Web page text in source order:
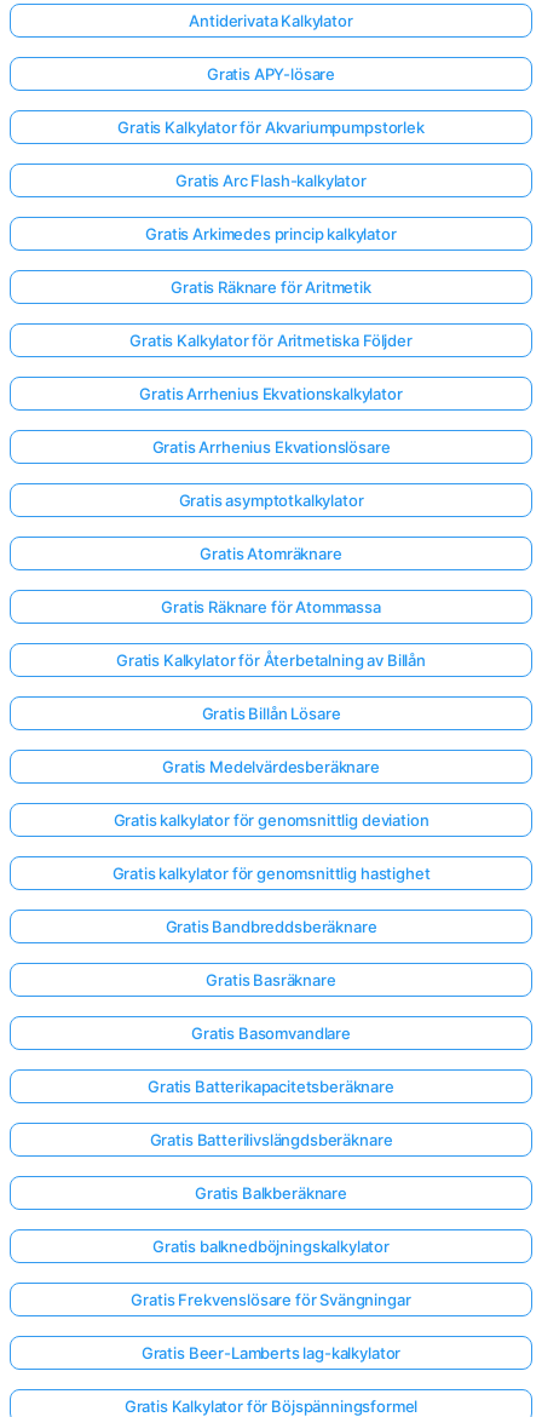
Antiderivata Kalkylator
Gratis APY-lösare
Gratis Kalkylator för Akvariumpumpstorlek
Gratis Arc Flash-kalkylator
Gratis Arkimedes princip kalkylator
Gratis Räknare för Aritmetik
Gratis Kalkylator för Aritmetiska Följder
Gratis Arrhenius Ekvationskalkylator
Gratis Arrhenius Ekvationslösare
Gratis asymptotkalkylator
Gratis Atomräknare
Gratis Räknare för Atommassa
Gratis Kalkylator för Återbetalning av Billån
Gratis Billån Lösare
Gratis Medelvärdesberäknare
Gratis kalkylator för genomsnittlig deviation
Gratis kalkylator för genomsnittlig hastighet
Gratis Bandbreddsberäknare
Gratis Basräknare
Gratis Basomvandlare
Gratis Batterikapacitetsberäknare
Gratis Batterilivslängdsberäknare
Gratis Balkberäknare
Gratis balknedböjningskalkylator
Gratis Frekvenslösare för Svängningar
Gratis Beer-Lamberts lag-kalkylator
Gratis Kalkylator för Böjspänningsformel